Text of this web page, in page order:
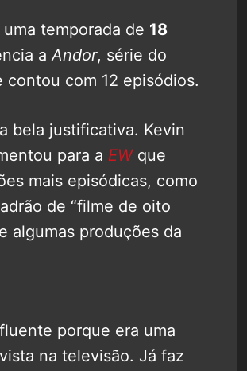
temporada de 18
a Andor, série do
com 12 episódios.
bela justificativa. Kevin
para a EW que
mais episódicas, como
de “filme de oito
algumas produções da
porque era uma
na televisão. Já faz